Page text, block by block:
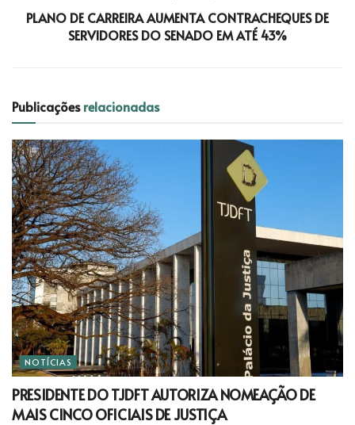
PLANO DE CARREIRA AUMENTA CONTRACHEQUES DE
SERVIDORES DO SENADO EM ATÉ 43%
Publicaçõesrelacionadas
NOTÍCIAS
PRESIDENTE DO TJDFT AUTORIZA NOMEAÇÃO DE
MAIS CINCO OFICIAIS DE JUSTIÇA